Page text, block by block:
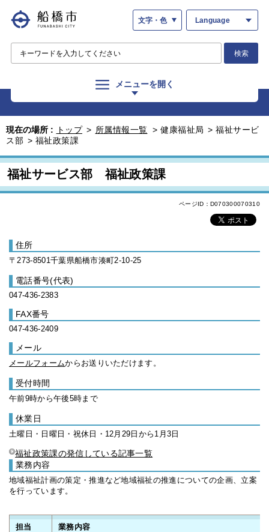
文字・色 Language
検索
メニューを開く
現在の場所 : トップ > 所属情報一覧 > 健康福祉局 > 福祉サービ
ス部 > 福祉政策課
福祉サービス部 福祉政策課
ページID：D070300070310
住所
〒273-8501千葉県船橋市湊町2-10-25
電話番号(代表)
047-436-2383
FAX番号
047-436-2409
メール
メールフォームからお送りいただけます。
受付時間
午前9時から午後5時まで
休業日
土曜日・日曜日・祝休日・12月29日から1月3日
福祉政策課の発信している記事一覧
業務内容
地域福祉計画の策定・推進など地域福祉の推進についての企画、立案
を行っています。
担当 業務内容